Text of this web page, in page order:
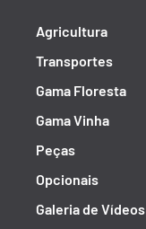
Agricultura
Transportes
Gama Floresta
Gama Vinha
Peças
Opcionais
Galeria de Vídeos